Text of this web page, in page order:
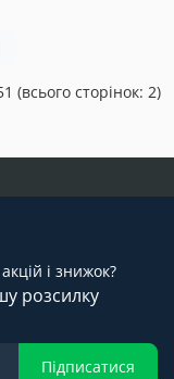
(всього сторінок: 2)
і знижок?
розсилку
Підписатися